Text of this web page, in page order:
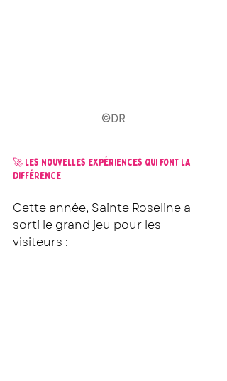
©DR
🚀 Les nouvelles expériences qui font la
différence
Cette année, Sainte Roseline a
sorti le grand jeu pour les
visiteurs :